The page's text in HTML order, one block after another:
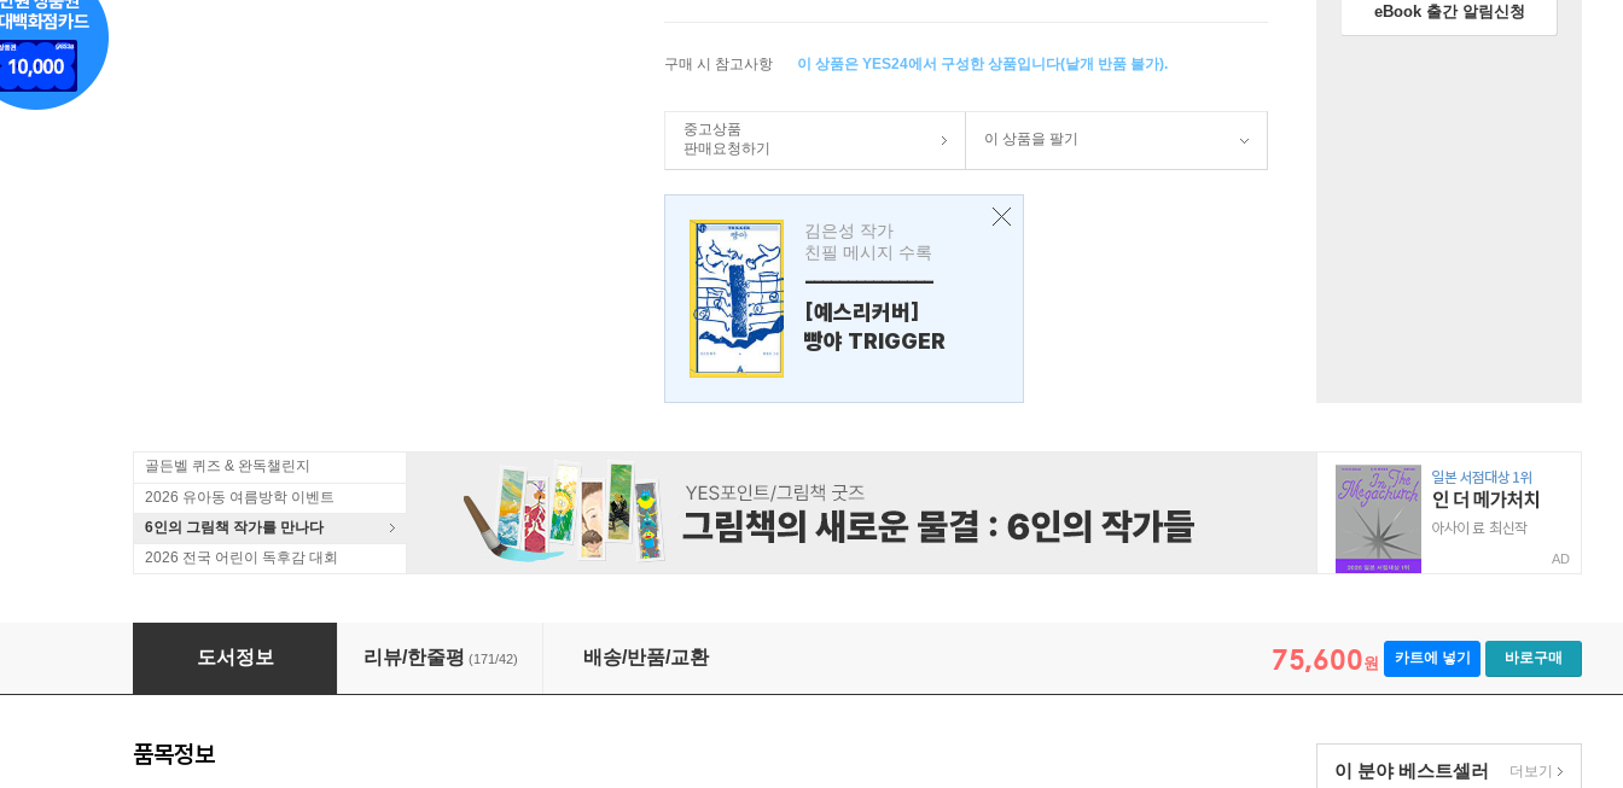
구매 시 참고사항 이 상품은 YES24에서 구성한 상품입니다(낱개 반품 불가).
중고상품
판매요청하기
이 상품을 팔기
김은성 작가
친필 메시지 수록
---------------
[예스리커버]
빵야 TRIGGER
eBook 출간 알림신청
골든벨 퀴즈 & 완독챌린지
2026 유아동 여름방학 이벤트
6인의 그림책 작가를 만나다
2026 전국 어린이 독후감 대회
AD
[책읽는아이들] 백정민 예스24 어린이 담당 PD 추천 초등 5~6학년 세트
도서정보 리뷰/한줄평 (171/42) 배송/반품/교환 75,600원 카트에 넣기 바로구매
이 분야 베스트셀러 더보기
품목정보